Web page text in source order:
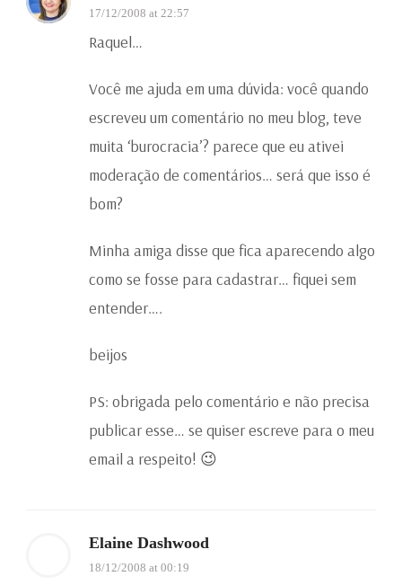
17/12/2008 at 22:57
Raquel…
Você me ajuda em uma dúvida: você quando
escreveu um comentário no meu blog, teve
muita ‘burocracia’? parece que eu ativei
moderação de comentários… será que isso é
bom?
Minha amiga disse que fica aparecendo algo
como se fosse para cadastrar… fiquei sem
entender….
beijos
PS: obrigada pelo comentário e não precisa
publicar esse… se quiser escreve para o meu
email a respeito! 😉
Elaine Dashwood
18/12/2008 at 00:19